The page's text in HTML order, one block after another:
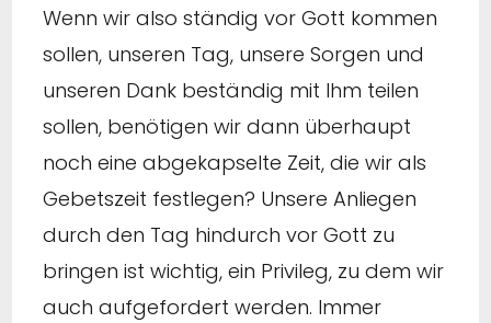
Wenn wir also ständig vor Gott kommen
sollen, unseren Tag, unsere Sorgen und
unseren Dank beständig mit Ihm teilen
sollen, benötigen wir dann überhaupt
noch eine abgekapselte Zeit, die wir als
Gebetszeit festlegen? Unsere Anliegen
durch den Tag hindurch vor Gott zu
bringen ist wichtig, ein Privileg, zu dem wir
auch aufgefordert werden. Immer